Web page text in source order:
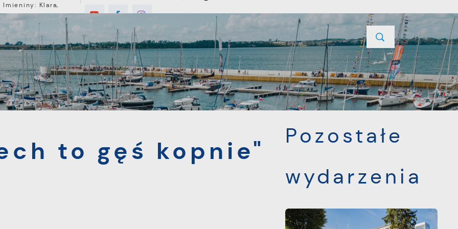
Imieniny: Klara,
Roman, Romuald
MIESZKANIEC TURYSTYKA INWESTYCJE PROJEKTY UNIJNE KONTAKT
kopnie" POPRZEDNI NASTĘPNY
to gęś kopnie"
Pozostałe
wydarzenia